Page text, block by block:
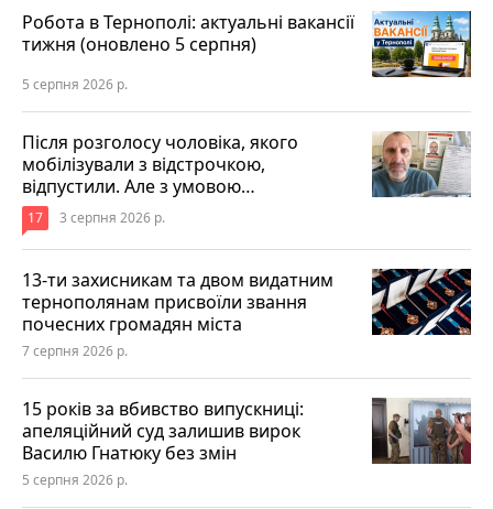
Робота в Тернополі: актуальні вакансії
тижня (оновлено 5 серпня)
5 серпня 2026 р.
Після розголосу чоловіка, якого
мобілізували з відстрочкою,
відпустили. Але з умовою…
17 3 серпня 2026 р.
13-ти захисникам та двом видатним
тернополянам присвоїли звання
почесних громадян міста
7 серпня 2026 р.
15 років за вбивство випускниці:
апеляційний суд залишив вирок
Василю Гнатюку без змін
5 серпня 2026 р.